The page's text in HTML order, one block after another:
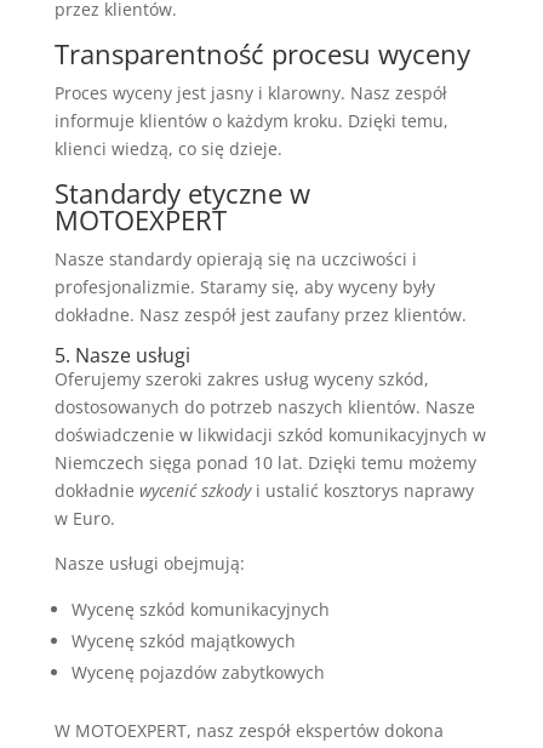
przez klientów.
Transparentność procesu wyceny
Proces wyceny jest jasny i klarowny. Nasz zespół
informuje klientów o każdym kroku. Dzięki temu,
klienci wiedzą, co się dzieje.
Standardy etyczne w
MOTOEXPERT
Nasze standardy opierają się na uczciwości i
profesjonalizmie. Staramy się, aby wyceny były
dokładne. Nasz zespół jest zaufany przez klientów.
5. Nasze usługi
Oferujemy szeroki zakres usług wyceny szkód,
dostosowanych do potrzeb naszych klientów. Nasze
doświadczenie w likwidacji szkód komunikacyjnych w
Niemczech sięga ponad 10 lat. Dzięki temu możemy
dokładnie wycenić szkodyi ustalić kosztorys naprawy
w Euro.
Nasze usługi obejmują:
Wycenę szkód komunikacyjnych
Wycenę szkód majątkowych
Wycenę pojazdów zabytkowych
W MOTOEXPERT, nasz zespół ekspertów dokona